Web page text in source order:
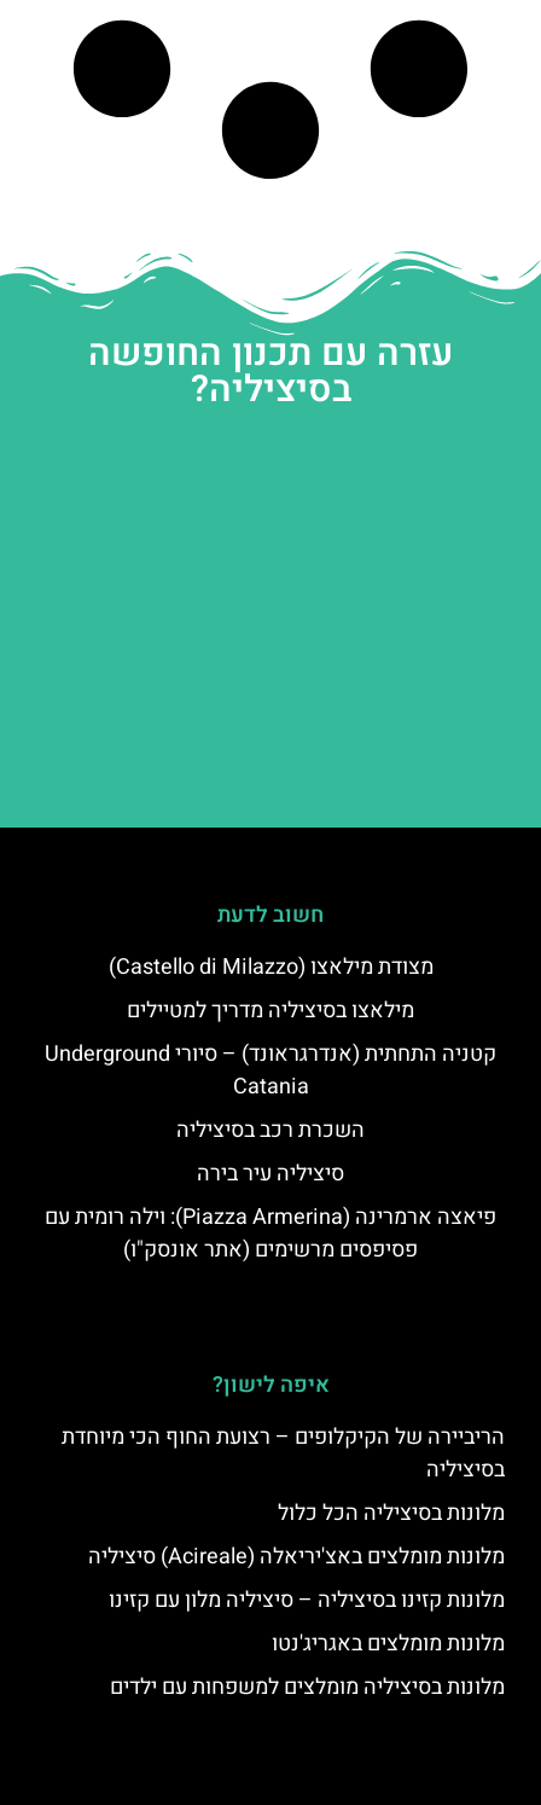
עזרה עם תכנון החופשה
בסיציליה?
חשוב לדעת
מצודת מילאצו (Castello di Milazzo)
מילאצו בסיציליה מדריך למטיילים
קטניה התחתית (אנדרגראונד) – סיורי Underground
Catania
השכרת רכב בסיציליה
סיציליה עיר בירה
פיאצה ארמרינה (Piazza Armerina): וילה רומית עם
פסיפסים מרשימים (אתר אונסק"ו)
איפה לישון?
הריביירה של הקיקלופים – רצועת החוף הכי מיוחדת
בסיציליה
מלונות בסיציליה הכל כלול
מלונות מומלצים באצ'יריאלה (Acireale) סיציליה
מלונות קזינו בסיציליה – סיציליה מלון עם קזינו
מלונות מומלצים באגריג'נטו
מלונות בסיציליה מומלצים למשפחות עם ילדים